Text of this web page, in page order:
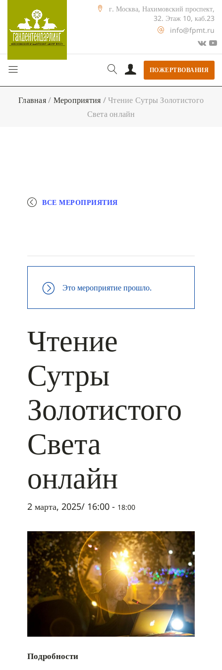
г. Москва, Нахимовский проспект,
32. Этаж 10, каб.23
info@fpmt.ru
ПОЖЕРТВОВАНИЯ
Главная/ Мероприятия /Чтение Сутры Золотистого
Света онлайн
ВСЕ МЕРОПРИЯТИЯ
Это мероприятие прошло.
Чтение
Сутры
Золотистого
Света
онлайн
2 марта, 2025/ 16:00 - 18:00
Подробности